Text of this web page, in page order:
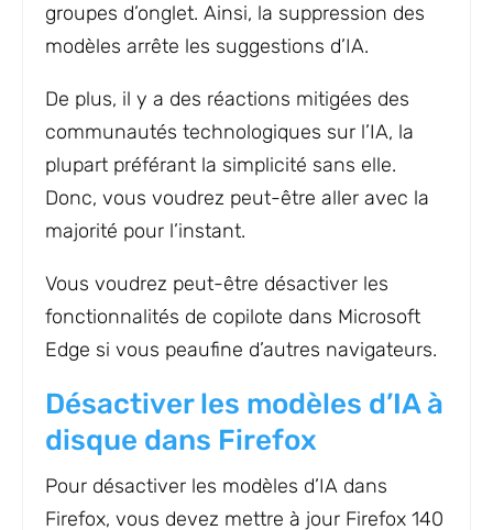
groupes d’onglet. Ainsi, la suppression des
modèles arrête les suggestions d’IA.
De plus, il y a des réactions mitigées des
communautés technologiques sur l’IA, la
plupart préférant la simplicité sans elle.
Donc, vous voudrez peut-être aller avec la
majorité pour l’instant.
Vous voudrez peut-être désactiver les
fonctionnalités de copilote dans Microsoft
Edge si vous peaufine d’autres navigateurs.
Désactiver les modèles d’IA à
disque dans Firefox
Pour désactiver les modèles d’IA dans
Firefox, vous devez mettre à jour Firefox 140